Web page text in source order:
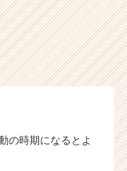
の時期になるとよ